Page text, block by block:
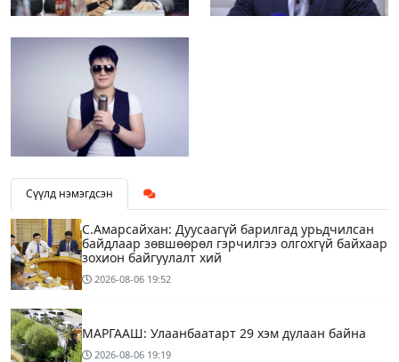
Сүүлд нэмэгдсэн
С.Амарсайхан: Дуусаагүй барилгад урьдчилсан
байдлаар зөвшөөрөл гэрчилгээ олгохгүй байхаар
зохион байгуулалт хий
2026-08-06 19:52
МАРГААШ: Улаанбаатарт 29 хэм дулаан байна
2026-08-06 19:19